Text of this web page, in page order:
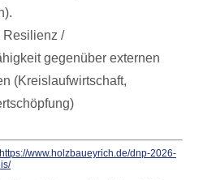
Resilienz /
gegenüber externen
(Kreislaufwirtschaft,